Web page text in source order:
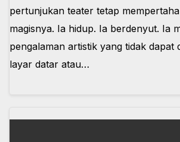
pertunjukan teater tetap
magisnya. Ia hidup. Ia berdenyut. Ia
pengalaman artistik yang tidak dapat
layar datar atau…